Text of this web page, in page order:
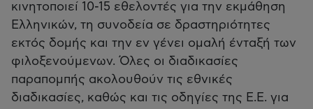
κινητοποιεί 10-15 εθελοντές για την εκμάθηση
Ελληνικών, τη συνοδεία σε δραστηριότητες
εκτός δομής και την εν γένει ομαλή ένταξή των
φιλοξενούμενων. Όλες οι διαδικασίες
παραπομπής ακολουθούν τις εθνικές
διαδικασίες, καθώς και τις οδηγίες της Ε.Ε. για